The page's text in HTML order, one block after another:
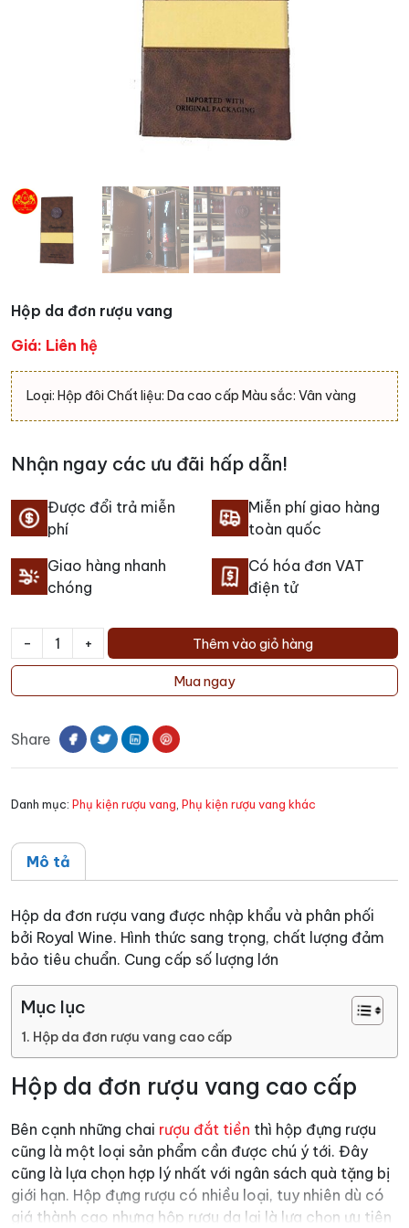
Hộp da đơn rượu vang
Giá: Liên hệ
Loại: Hộp đôi Chất liệu: Da cao cấp Màu sắc: Vân vàng
Nhận ngay các ưu đãi hấp dẫn!
Được đổi trả miễn
phí
Miễn phí giao hàng
toàn quốc
Giao hàng nhanh
chóng
Có hóa đơn VAT
điện tử
-
Hộp
đơn
vang
+ Thêm vào giỏ hàng
Mua ngay
Share
Danh mục: Phụ kiện rượu vang, Phụ kiện rượu vang khác
Mô tả
Hộp da đơn rượu vang được nhập khẩu và phân phối
bởi Royal Wine. Hình thức sang trọng, chất lượng đảm
bảo tiêu chuẩn. Cung cấp số lượng lớn
Mục lục
Hộp da đơn rượu vang cao cấp
Hộp da đơn rượu vang cao cấp
Bên cạnh những chai rượu đắt tiền thì hộp đựng rượu
cũng là một loại sản phẩm cần được chú ý tới. Đây
cũng là lựa chọn hợp lý nhất với ngân sách quà tặng bị
giới hạn. Hộp đựng rượu có nhiều loại, tuy nhiên dù có
giá thành cao nhưng hộp rượu da lại là lựa chọn ưu tiên